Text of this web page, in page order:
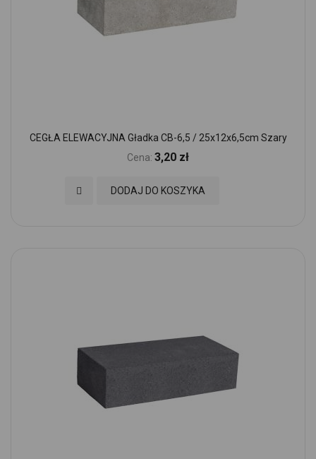
CEGŁA ELEWACYJNA Gładka CB-6,5 / 25x12x6,5cm Szary
Cena: 3,20 zł
DODAJ DO KOSZYKA
Dodaj do Ulubionych